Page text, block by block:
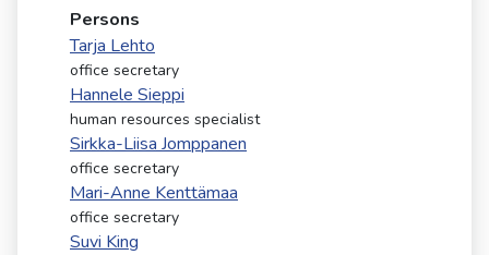
pyyhkäisyliikkeitä.
Persons
Tarja Lehto
office secretary
Hannele Sieppi
human resources specialist
Sirkka-Liisa Jomppanen
office secretary
Mari-Anne Kenttämaa
office secretary
Suvi King